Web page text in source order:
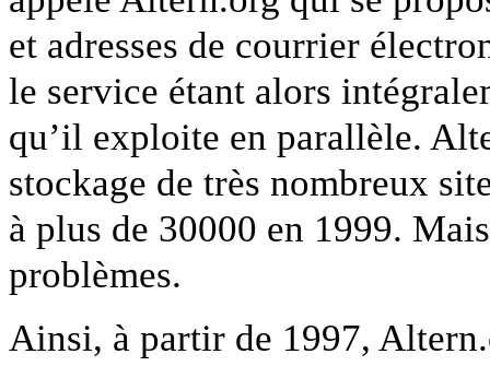
et adresses de courrier
le service étant alors
qu’il exploite en parallèle.
stockage de très nombreux
à plus de 30000 en 1999.
problèmes.
Ainsi, à partir de 1997,